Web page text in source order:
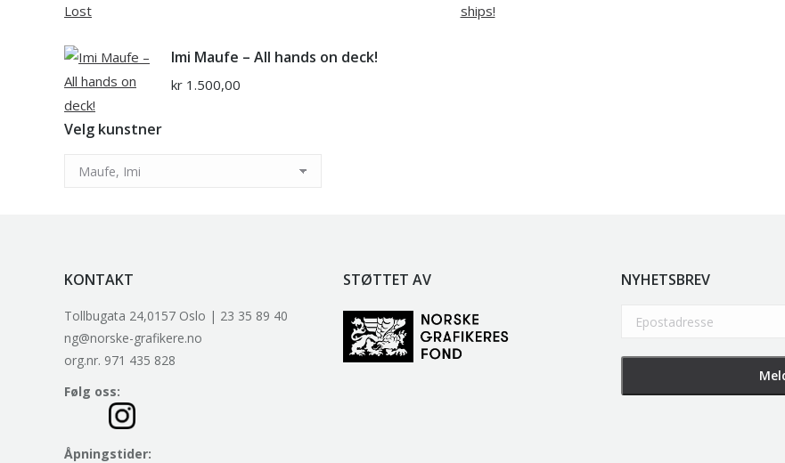
Velg kunstner
Imi Maufe – All hands on deck!
kr 1.500,00
KONTAKT
Tollbugata 24,0157 Oslo | 23 35 89 40
ng@norske-grafikere.no
org.nr. 971 435 828
Følg oss:
Åpningstider:
STØTTET AV NYHETSBREV